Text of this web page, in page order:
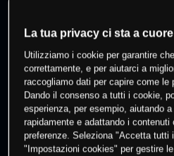
% dei clienti hanno
questo prodotto
Fai
La tua privacy ci sta a cuore
Utilizziamo i cookie per garantire
correttamente, e per aiutarci a
raccogliamo dati per capire come le
Dando il consenso a tutti i cookie,
esperienza, per esempio, aiutando
rapidamente e adattando i
preferenze. Seleziona "Accetta tutti
"Impostazioni cookies" per gestire